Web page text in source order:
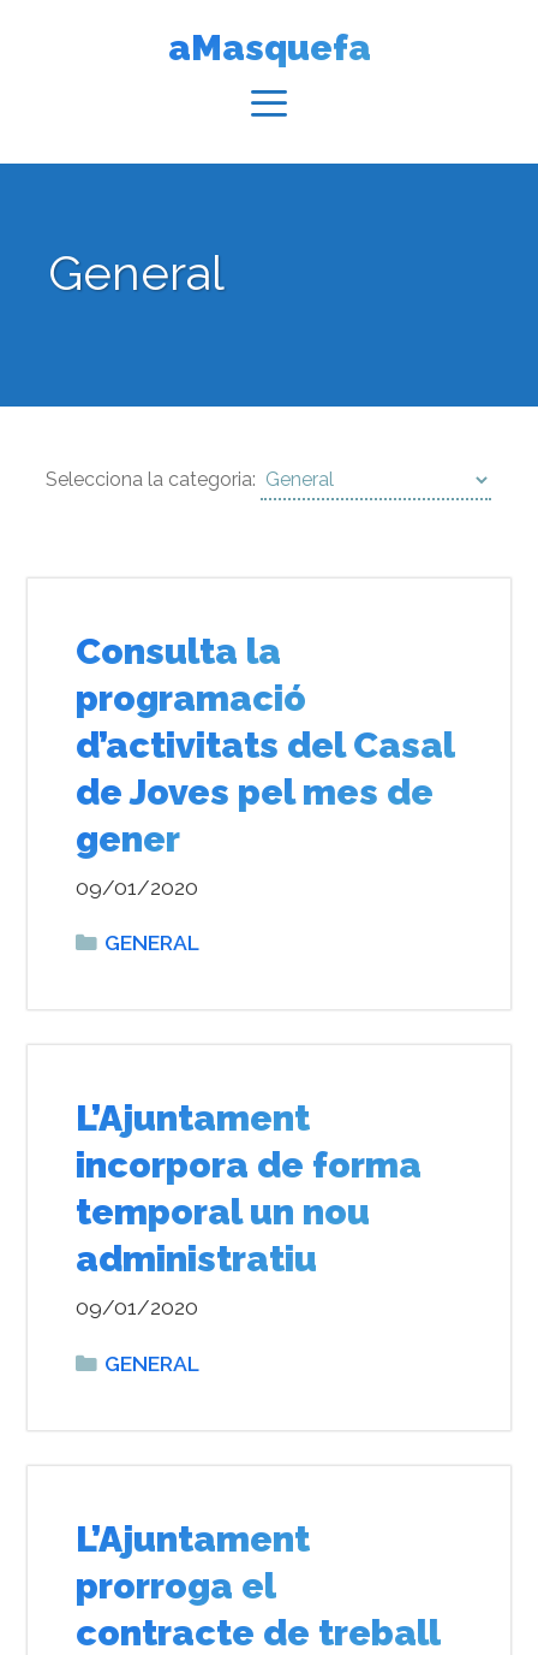
aMasquefa
General
Selecciona la categoria: Selecciona
la
Consulta la
programació
d’activitats del Casal
de Joves pel mes de
gener
09/01/2020
Categories
GENERAL
L’Ajuntament
incorpora de forma
temporal un nou
administratiu
09/01/2020
Categories
GENERAL
L’Ajuntament
prorroga el
contracte de treball